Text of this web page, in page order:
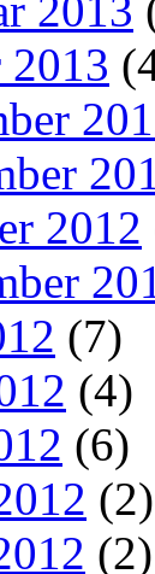
2013
2012
(7)
(4)
(6)
(2)
(2)